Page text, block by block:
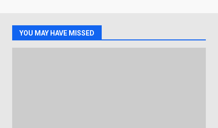
YOU MAY HAVE MISSED